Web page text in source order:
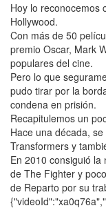
Hoy lo reconocemos
Hollywood.
Con más de 50
premio Oscar, Mark
populares del cine.
Pero lo que
pudo tirar por la
condena en prisión.
Recapitulemos un
Hace una década,
Transformers y
En 2010 consiguió
de The Fighter y
de Reparto por su